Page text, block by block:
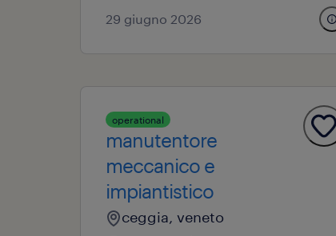
29 giugno 2026
operational
manutentore
meccanico e
impiantistico
ceggia, veneto